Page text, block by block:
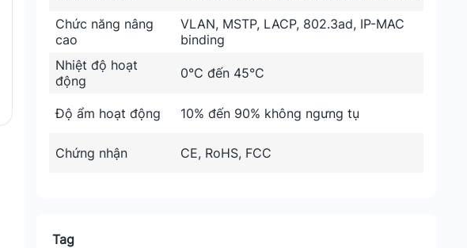
Chức năng nâng
cao
VLAN, MSTP, LACP, 802.3ad, IP-MAC
binding
Nhiệt độ hoạt
động
0°C đến 45°C
Độ ẩm hoạt động 10% đến 90% không ngưng tụ
Chứng nhận CE, RoHS, FCC
Tag